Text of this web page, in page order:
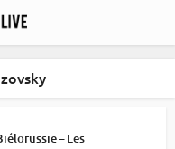
– Les